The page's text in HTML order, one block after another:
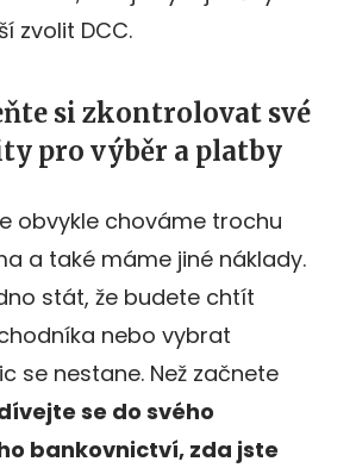
zvolit DCC.
si zkontrolovat své
pro výběr a platby
obvykle chováme trochu
a také máme jiné náklady.
stát, že budete chtít
nebo vybrat
se nestane. Než začnete
se do svého
bankovnictví, zda jste